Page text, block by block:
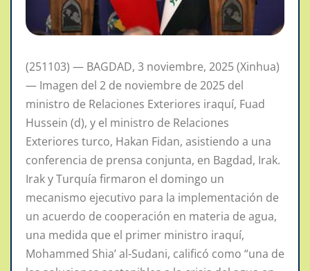
(251103) — BAGDAD, 3 noviembre, 2025 (Xinhua)
— Imagen del 2 de noviembre de 2025 del
ministro de Relaciones Exteriores iraquí, Fuad
Hussein (d), y el ministro de Relaciones
Exteriores turco, Hakan Fidan, asistiendo a una
conferencia de prensa conjunta, en Bagdad, Irak.
Irak y Turquía firmaron el domingo un
mecanismo ejecutivo para la implementación de
un acuerdo de cooperación en materia de agua,
una medida que el primer ministro iraquí,
Mohammed Shia’ al-Sudani, calificó como “una de